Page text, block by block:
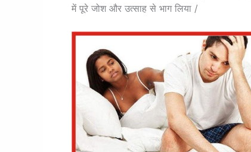
में पूरे जोश और उत्साह से भाग लिया /